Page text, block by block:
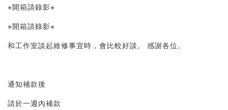
※開箱請錄影※
※開箱請錄影※
和工作室談起維修事宜時，會比較好談。 感謝各位。
通知補款後
請於一週內補款